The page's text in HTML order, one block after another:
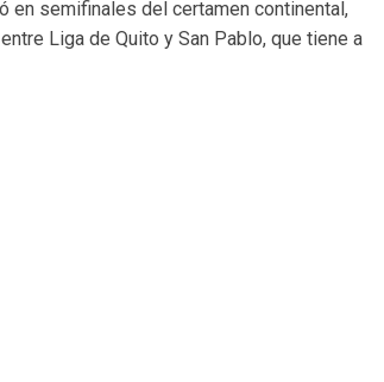
en semifinales del certamen continental,
Liga de Quito y San Pablo, que tiene a